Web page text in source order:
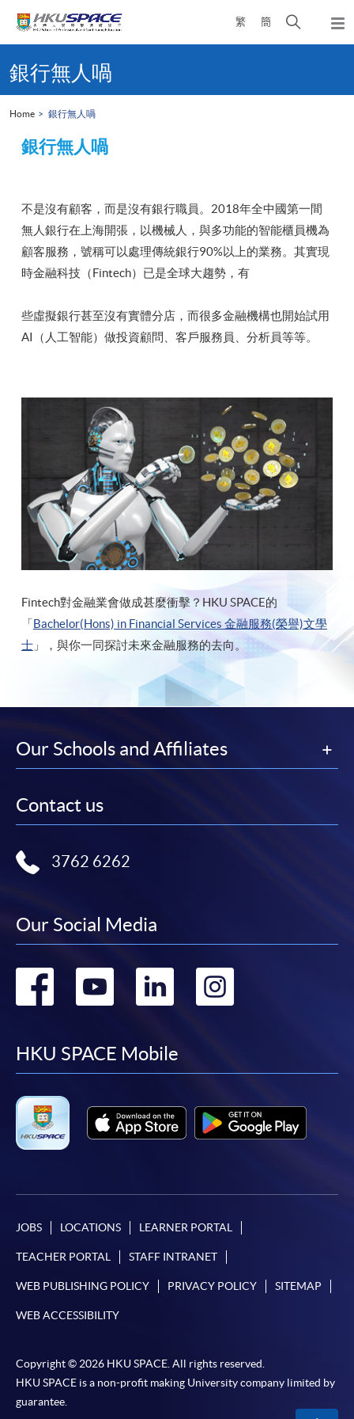
繁 簡
Open
search
content
start銀行無人喎
Home 銀行無人喎
銀行無人喎
不是沒有顧客，而是沒有銀行職員。2018年全中國第一間
無人銀行在上海開張，以機械人，與多功能的智能櫃員機為
顧客服務，號稱可以處理傳統銀行90%以上的業務。其實現
時金融科技（Fintech）已是全球大趨勢，有
些虛擬銀行甚至沒有實體分店，而很多金融機構也開始試用
AI（人工智能）做投資顧問、客戶服務員、分析員等等。
Fintech對金融業會做成甚麼衝擊？HKU SPACE的
「Bachelor(Hons) in Financial Services 金融服務(榮譽)文學
士 」，與你一同探討未來金融服務的去向。
Our Schools and Affiliates
Contact us
3762 6262
Our Social Media
Go
facebook
Go
youtube
Go
linkedin
HKU SPACE Mobile
JOBS LOCATIONS LEARNER PORTAL
TEACHER PORTAL STAFF INTRANET
WEB PUBLISHING POLICY PRIVACY POLICY SITEMAP
WEB ACCESSIBILITY
Copyright © 2026 HKU SPACE. All rights reserved.
HKU SPACE is a non-profit making University company limited by
guarantee.